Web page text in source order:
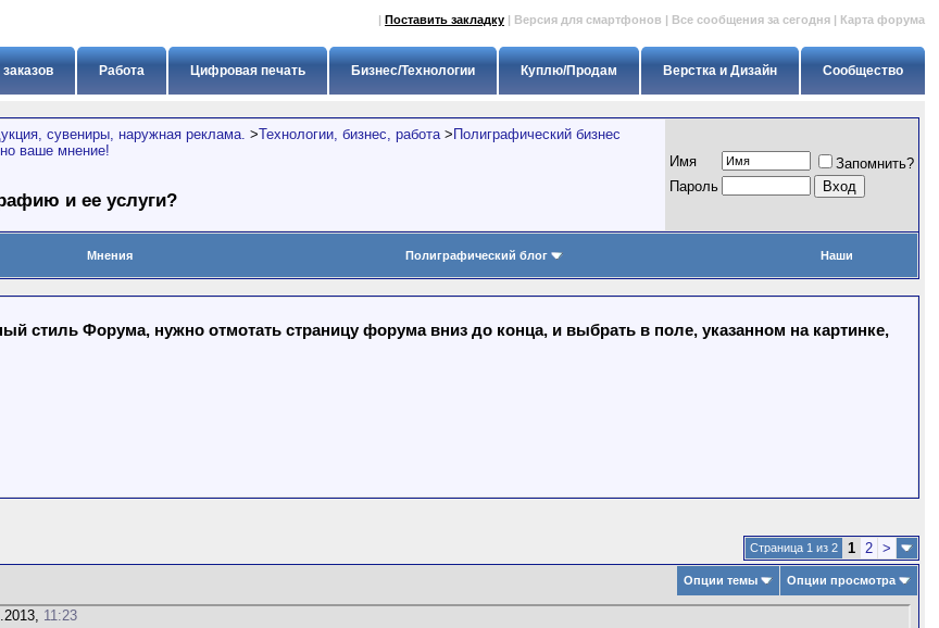
| Поставить закладку | Версия для смартфонов | Все сообщения за сегодня | Карта форума
Сообщество
Верстка и Дизайн
Куплю/Продам
Бизнес/Технологии
Цифровая печать
Работа
сувениры, наружная реклама. >Технологии, бизнес, работа > Полиграфический бизнес
ваше мнение!
и ее услуги?
Имя
Запомнить?
Пapoль
Мнения Полиграфический блог Наши
стиль Форума, нужно отмотать страницу форума вниз до конца, и выбрать в поле, указанном на картинке,
Страница 1 из 2 1 2 >
Опции темы Опции просмотра
11:23